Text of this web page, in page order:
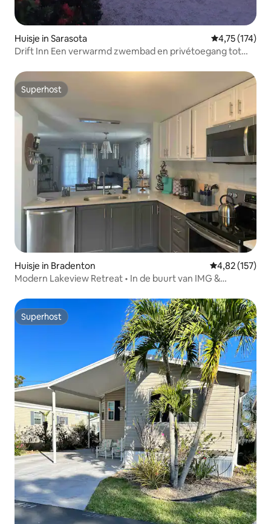
Huisje in Sarasota Gemiddelde
4,75 (174)
Drift Inn Een verwarmd zwembad en privétoegang tot
Superhost
Superhost
Huisje in Bradenton Gemiddelde
4,82 (157)
Modern Lakeview Retreat • In de buurt van IMG &
Superhost
Superhost